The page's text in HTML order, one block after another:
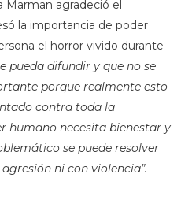
Marman agradeció el
la importancia de poder
el horror vivido durante
pueda difundir y que no se
porque realmente esto
contra toda la
humano necesita bienestar y
se puede resolver
ni con violencia”.